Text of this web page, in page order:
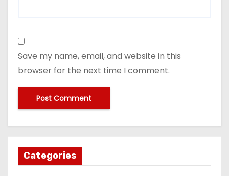
Save my name, email, and website in this
browser for the next time I comment.
Categories